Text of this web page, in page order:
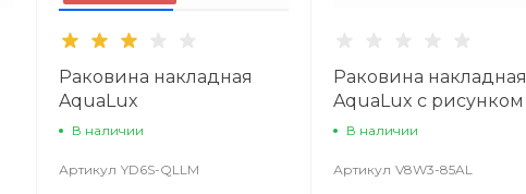
Раковина накладная
AquaLux
В наличии
Артикул YD6S-QLLM
Раковина накладная
AquaLux с рисунком
В наличии
Артикул V8W3-85AL